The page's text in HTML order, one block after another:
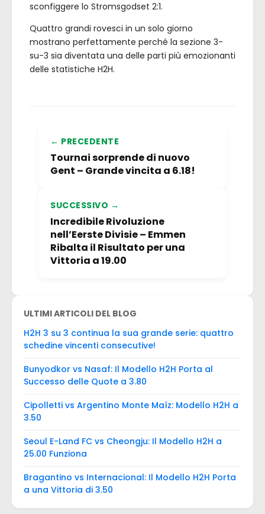
sconfiggere lo Stromsgodset 2:1.
Quattro grandi rovesci in un solo giorno
mostrano perfettamente perché la sezione 3-
su-3 sia diventata una delle parti più emozionanti
delle statistiche H2H.
← PRECEDENTE
Tournai sorprende di nuovo
Gent – Grande vincita a 6.18!
SUCCESSIVO →
Incredibile Rivoluzione
nell’Eerste Divisie – Emmen
Ribalta il Risultato per una
Vittoria a 19.00
ULTIMI ARTICOLI DEL BLOG
H2H 3 su 3 continua la sua grande serie: quattro
schedine vincenti consecutive!
Bunyodkor vs Nasaf: Il Modello H2H Porta al
Successo delle Quote a 3.80
Cipolletti vs Argentino Monte Maíz: Modello H2H a
3.50
Seoul E-Land FC vs Cheongju: Il Modello H2H a
25.00 Funziona
Bragantino vs Internacional: Il Modello H2H Porta
a una Vittoria di 3.50